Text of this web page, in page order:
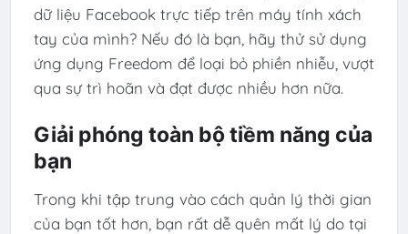
dữ liệu Facebook trực tiếp trên máy tính xách
tay của mình? Nếu đó là bạn, hãy thử sử dụng
ứng dụng Freedom để loại bỏ phiền nhiễu, vượt
qua sự trì hoãn và đạt được nhiều hơn nữa.
Giải phóng toàn bộ tiềm năng của
bạn
Trong khi tập trung vào cách quản lý thời gian
của bạn tốt hơn, bạn rất dễ quên mất lý do tại